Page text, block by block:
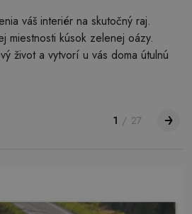
váš interiér na skutočný raj.
miestnosti kúsok zelenej oázy.
život a vytvorí u vás doma útulnú
1 / 27